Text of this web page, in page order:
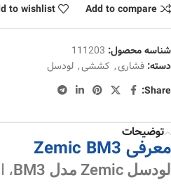
Add to compare
to wishlist
شناسه محصول: 111203
دسته: فشاری, کششی, لودسل
Share:
توضیحات
معرفی Zemic BM3
لودسل Zemic مدل BM3
،